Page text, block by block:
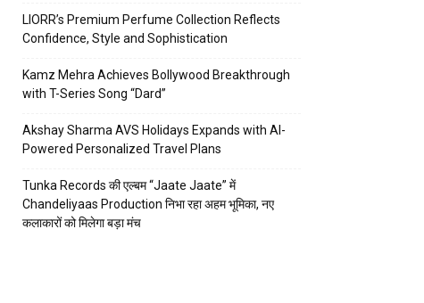
LIORR’s Premium Perfume Collection Reflects
Confidence, Style and Sophistication
Kamz Mehra Achieves Bollywood Breakthrough
with T-Series Song “Dard”
Akshay Sharma AVS Holidays Expands with AI-
Powered Personalized Travel Plans
Tunka Records की एल्बम “Jaate Jaate” में
Chandeliyaas Production निभा रहा अहम भूमिका, नए
कलाकारों को मिलेगा बड़ा मंच